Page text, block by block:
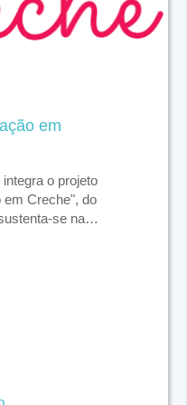
de promoção do
em
o projeto
em Creche", do
se na
criança,
pedagógicas de
anos de vida podem
de situações de maior
O projeto tem
o desenvolvimento e
e 3 anos de idade,
profissionais,
e seus
um
o processo de
e a promoção do